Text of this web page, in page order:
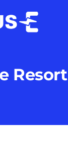
Chi Siamo
Resort